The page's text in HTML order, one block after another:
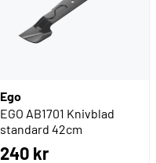
Ego
EGO AB1701 Knivblad
standard 42cm
240 kr